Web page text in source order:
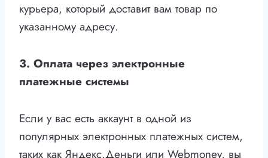
курьера, который доставит вам товар по
указанному адресу.
3. Оплата через электронные
платежные системы
Если у вас есть аккаунт в одной из
популярных электронных платежных систем,
таких как Яндекс.Деньги или Webmoney, вы